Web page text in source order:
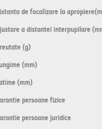
de focalizare la
a distantei interpupilare
(g)
(mm)
(mm)
persoane fizice
persoane juridice